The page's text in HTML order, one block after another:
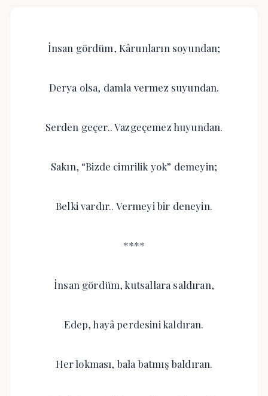
İnsan gördüm, Kârunların soyundan;
Derya olsa, damla vermez suyundan.
Serden geçer.. Vazgeçemez huyundan.
Sakın, “Bizde cimrilik yok” demeyin;
Belki vardır.. Vermeyi bir deneyin.
****
İnsan gördüm, kutsallara saldıran,
Edep, hayâ perdesini kaldıran.
Her lokması, bala batmış baldıran.